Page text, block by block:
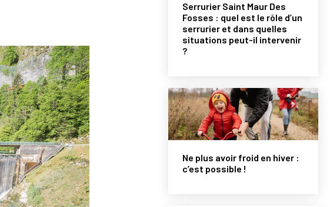
Serrurier Saint Maur Des
Fosses : quel est le rôle d’un
serrurier et dans quelles
situations peut-il intervenir
?
Ne plus avoir froid en hiver :
c’est possible !